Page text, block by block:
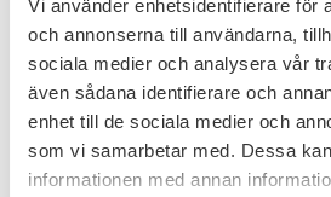
Vi använder enhetsidentifierare för
och annonserna till användarna,
sociala medier och analysera vår
även sådana identifierare och
enhet till de sociala medier och
som vi samarbetar med. Dessa
informationen med annan
Fler nyheter
Högskolan anmäls till
”Högskolan i Skövde anmäls till
Saco-S/SULF.”Skaraborgs Allehanda:
Arbetsdomstolen